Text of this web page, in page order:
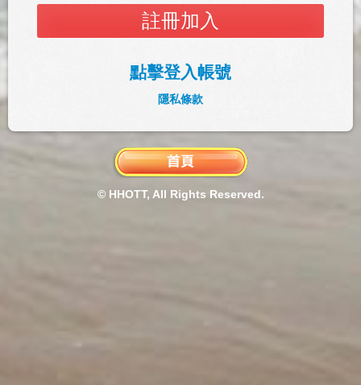
註冊加入
點擊登入帳號
隱私條款
© HHOTT, All Rights Reserved.